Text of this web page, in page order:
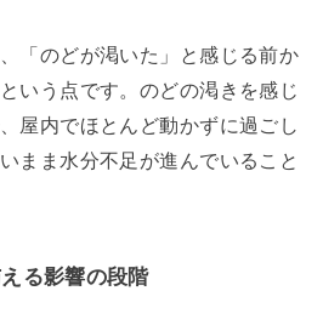
「のどが渇いた」と感じる前か
いう点です。のどの渇きを感じ
屋内でほとんど動かずに過ごし
まま水分不足が進んでいること
る影響の段階